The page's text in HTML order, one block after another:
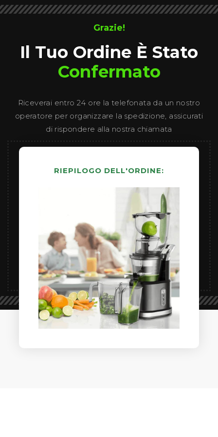
RIEPILOGO DELL'ORDINE:
Grazie!
Il Tuo Ordine È Stato
Confermato
Riceverai entro 24 ore la telefonata da un nostro
operatore per organizzare la spedizione, assicurati
di rispondere alla nostra chiamata